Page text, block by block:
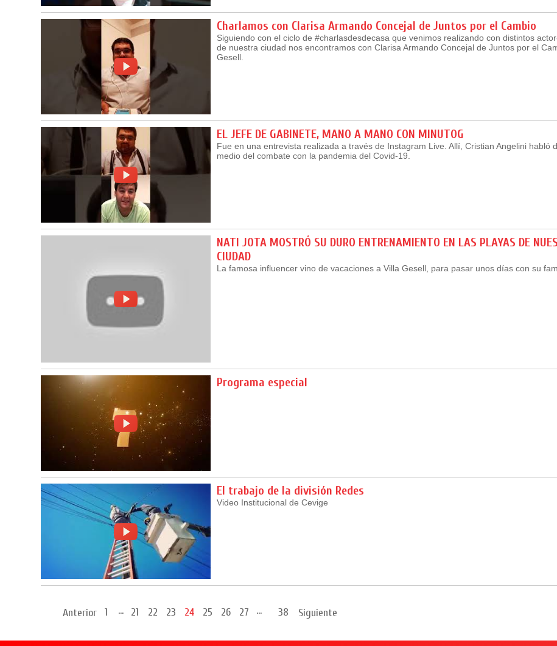
Charlamos con Clarisa Armando Concejal de Juntos por el Cambio
Siguiendo con el ciclo de #charlasdesdecasa que venimos realizando con distintos
de nuestra ciudad nos encontramos con Clarisa Armando Concejal de Juntos por el
Gesell.
EL JEFE DE GABINETE, MANO A MANO CON MINUTOG
Fue en una entrevista realizada a través de Instagram Live. Allí, Cristian Angelini habló
medio del combate con la pandemia del Covid-19.
NATI JOTA MOSTRÓ SU DURO ENTRENAMIENTO EN LAS PLAYAS DE
CIUDAD
La famosa influencer vino de vacaciones a Villa Gesell, para pasar unos días con su
Programa especial
El trabajo de la división Redes
Video Institucional de Cevige
Anterior 1 ... 21 22 23 24 25 26 27 ... 38 Siguiente